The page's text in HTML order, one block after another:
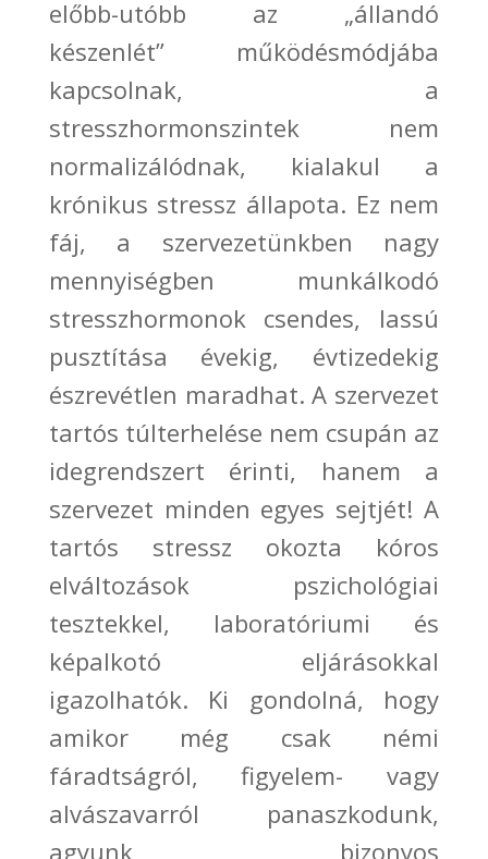
előbb-utóbb az „állandó
készenlét” működésmódjába
kapcsolnak, a
stresszhormonszintek nem
normalizálódnak, kialakul a
krónikus stressz állapota. Ez nem
fáj, a szervezetünkben nagy
mennyiségben munkálkodó
stresszhormonok csendes, lassú
pusztítása évekig, évtizedekig
észrevétlen maradhat. A szervezet
tartós túlterhelése nem csupán az
idegrendszert érinti, hanem a
szervezet minden egyes sejtjét! A
tartós stressz okozta kóros
elváltozások pszichológiai
tesztekkel, laboratóriumi és
képalkotó eljárásokkal
igazolhatók. Ki gondolná, hogy
amikor még csak némi
fáradtságról, figyelem- vagy
alvászavarról panaszkodunk,
agyunk bizonyos